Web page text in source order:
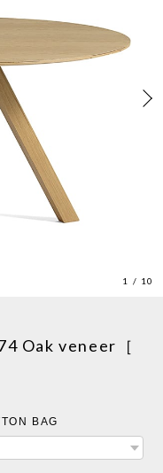
1 / 10
Oak veneer［
BAG